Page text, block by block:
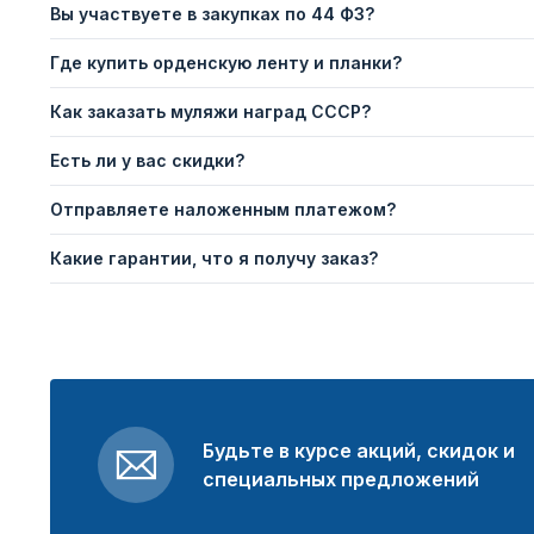
Вы участвуете в закупках по 44 ФЗ?
Где купить орденскую ленту и планки?
Как заказать муляжи наград СССР?
Есть ли у вас скидки?
Отправляете наложенным платежом?
Какие гарантии, что я получу заказ?
Будьте в курсе акций, скидок и
специальных предложений